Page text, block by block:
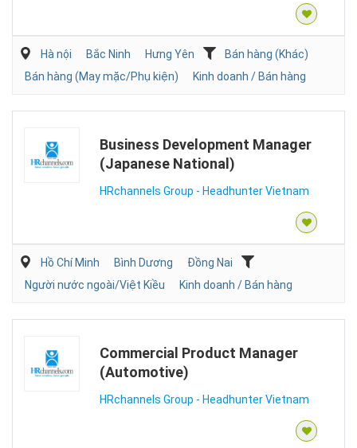
Hà nội Bắc Ninh Hưng Yên
Bán hàng (Khác)
Bán hàng (May mặc/Phụ kiện)
Kinh doanh / Bán hàng
Business Development Manager
(Japanese National)
HRchannels Group - Headhunter Vietnam
Hồ Chí Minh Bình Dương
Đồng Nai
Người nước ngoài/Việt Kiều
Kinh doanh / Bán hàng
Commercial Product Manager
(Automotive)
HRchannels Group - Headhunter Vietnam